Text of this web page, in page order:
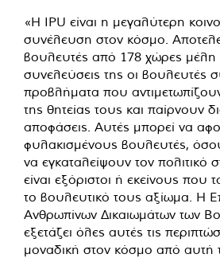
«Η IPU είναι η μεγαλύτερη
συνέλευση στον κόσμο.
βουλευτές από 178 χώρες μέλη
συνελεύσεις της οι βουλευτές
προβλήματα που
της θητείας τους και παίρνουν
αποφάσεις. Αυτές μπορεί να
φυλακισμένους βουλευτές,
να εγκαταλείψουν τον πολιτικό
είναι εξόριστοι ή εκείνους που
το βουλευτικό τους αξίωμα. Η
Ανθρωπίνων Δικαιωμάτων των
εξετάζει όλες αυτές τις
μοναδική στον κόσμο από αυτή